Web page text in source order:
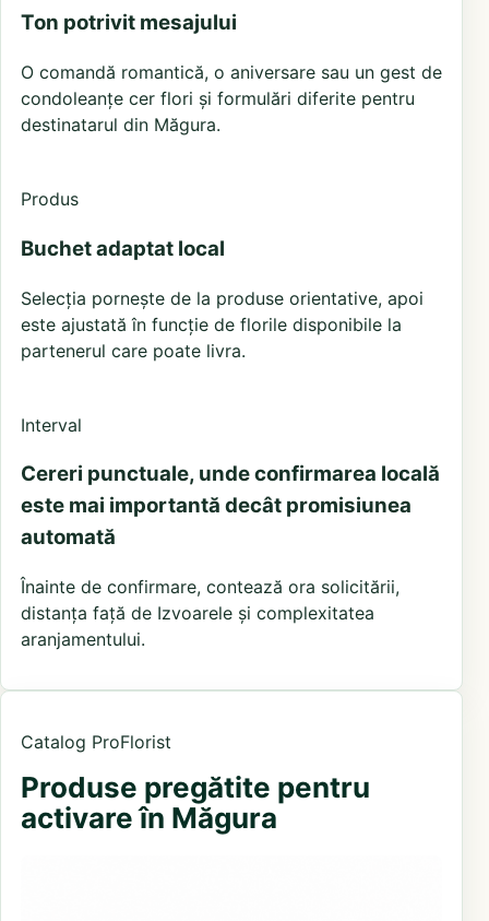
Ton potrivit mesajului
O comandă romantică, o aniversare sau un gest de
condoleanțe cer flori și formulări diferite pentru
destinatarul din Măgura.
Produs
Buchet adaptat local
Selecția pornește de la produse orientative, apoi
este ajustată în funcție de florile disponibile la
partenerul care poate livra.
Interval
Cereri punctuale, unde confirmarea locală
este mai importantă decât promisiunea
automată
Înainte de confirmare, contează ora solicitării,
distanța față de Izvoarele și complexitatea
aranjamentului.
Catalog ProFlorist
Produse pregătite pentru
activare în Măgura